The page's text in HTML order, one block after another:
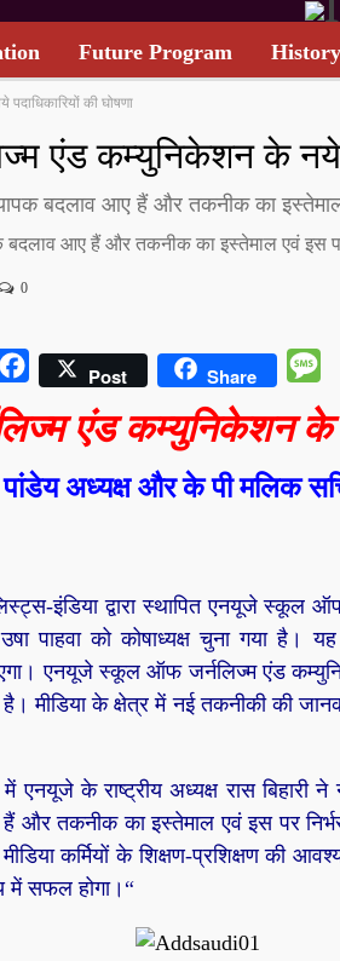
Future Program History
की घोषणा
एंड कम्युनिकेशन के नये
बदलाव आए हैं और तकनीक का इस्तेमाल
बदलाव आए हैं और तकनीक का इस्तेमाल एवं इस पर
0
FacebookPost Share
एंड कम्युनिकेशन के
अध्यक्ष और के पी मलिक
इंडिया द्वारा स्थापित एनयूजे स्कूल
पाहवा को कोषाध्यक्ष चुना गया है।
एनयूजे स्कूल ऑफ जर्नलिज्म एंड
मीडिया के क्षेत्र में नई तकनीकी की
के राष्ट्रीय अध्यक्ष रास बिहारी ने
और तकनीक का इस्तेमाल एवं इस पर
कर्मियों के शिक्षण-प्रशिक्षण
में सफल होगा।“